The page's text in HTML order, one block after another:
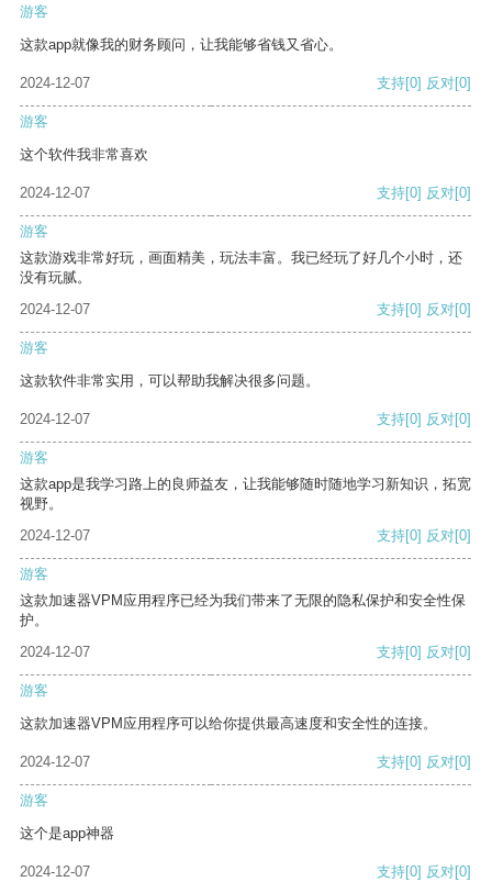
游客
这款app就像我的财务顾问，让我能够省钱又省心。
2024-12-07 支持[0] 反对[0]
游客
这个软件我非常喜欢
2024-12-07 支持[0] 反对[0]
游客
这款游戏非常好玩，画面精美，玩法丰富。我已经玩了好几个小时，还
没有玩腻。
2024-12-07
支持[0] 反对[0]
游客
这款软件非常实用，可以帮助我解决很多问题。
2024-12-07 支持[0] 反对[0]
游客
这款app是我学习路上的良师益友，让我能够随时随地学习新知识，拓宽
视野。
2024-12-07
支持[0] 反对[0]
游客
这款加速器VPM应用程序已经为我们带来了无限的隐私保护和安全性保
护。
2024-12-07
支持[0] 反对[0]
游客
这款加速器VPM应用程序可以给你提供最高速度和安全性的连接。
2024-12-07 支持[0] 反对[0]
游客
这个是app神器
2024-12-07 支持[0] 反对[0]